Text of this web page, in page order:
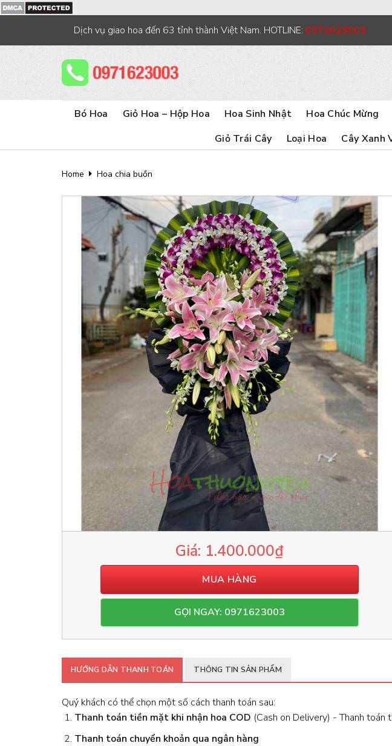
content
Dịch vụ giao hoa đến 63 tỉnh thành Việt Nam. HOTLINE: 0971623003
Bó Hoa Giỏ Hoa – Hộp Hoa Hoa Sinh Nhật Hoa Chúc Mừng
Giỏ Trái Cây
Loại Hoa Cây Xanh
Home Hoa chia buồn
1.400.000₫
MUA HÀNG
GỌI NGAY: 0971623003
HƯỚNG DẪN THANH TOÁN THÔNG TIN SẢN PHẨM
Quý khách có thể chọn một số cách thanh toán sau:
Thanh toán tiền mặt khi nhận hoa COD (Cash on Delivery) - Thanh toán
Thanh toán chuyển khoản qua ngân hàng